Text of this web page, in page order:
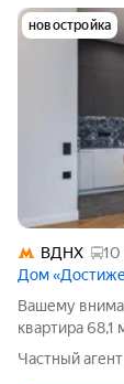
новостройка
ВДНХ
10
Дом
Вашему
квартира
премиум-
создано
Частный